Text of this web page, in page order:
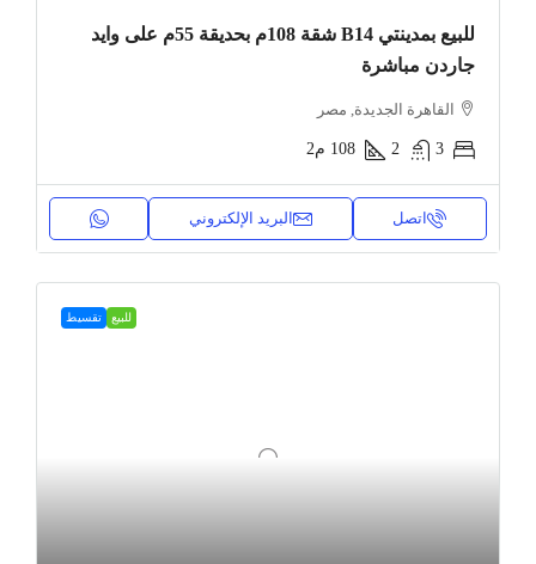
للبيع بمدينتي B14 شقة 108م بحديقة 55م على وايد
جاردن مباشرة
القاهرة الجديدة, مصر
3
2
108 م2
اتصل البريد الإلكتروني
للبيع تقسيط